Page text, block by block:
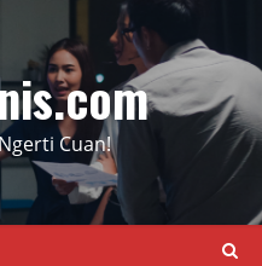
Cuan!